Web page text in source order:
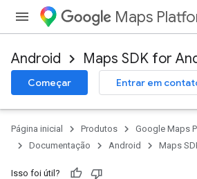
Maps
Android Maps SDK for
Começar Entrar em
Página inicial Produtos
Google Maps
Documentação
Android Maps
Isso foi útil?